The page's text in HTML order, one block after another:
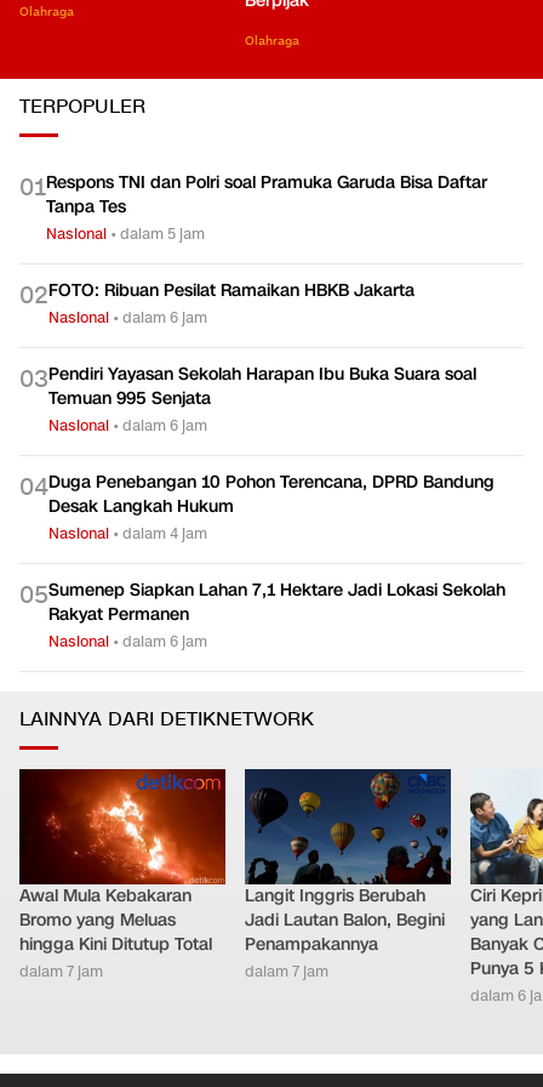
Olahraga
Olahraga
TERPOPULER
01Respons TNI dan Polri soal Pramuka Garuda Bisa Daftar
Tanpa Tes
Nasional •dalam 5 jam
02FOTO: Ribuan Pesilat Ramaikan HBKB Jakarta
Nasional •dalam 6 jam
03Pendiri Yayasan Sekolah Harapan Ibu Buka Suara soal
Temuan 995 Senjata
Nasional •dalam 6 jam
04Duga Penebangan 10 Pohon Terencana, DPRD Bandung
Desak Langkah Hukum
Nasional •dalam 4 jam
05Sumenep Siapkan Lahan 7,1 Hektare Jadi Lokasi Sekolah
Rakyat Permanen
Nasional •dalam 6 jam
LAINNYA DARI DETIKNETWORK
Awal Mula Kebakaran
Bromo yang Meluas
hingga Kini Ditutup Total
dalam 7 jam
Langit Inggris Berubah
Jadi Lautan Balon, Begini
Penampakannya
dalam 7 jam
Ciri
yang
Banyak
Punya 5
dalam 6